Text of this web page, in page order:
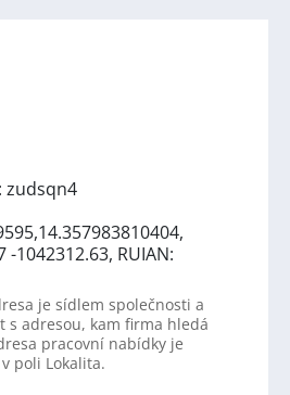
zudsqn4
-1042312.63, RUIAN:
je sídlem společnosti a
s adresou, kam firma hledá
pracovní nabídky je
poli Lokalita.